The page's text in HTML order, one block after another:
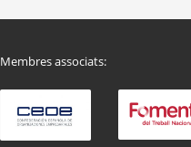
Membres associats: